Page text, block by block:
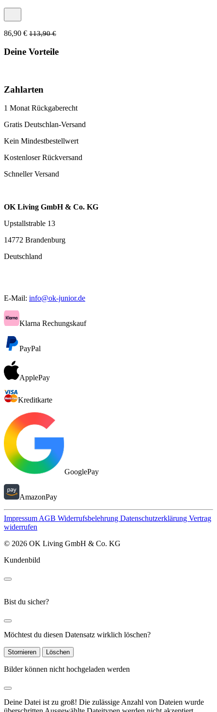
86,90 € 113,90 €
Deine Vorteile
Zahlarten
1 Monat Rückgaberecht
Gratis Deutschlan-Versand
Kein Mindestbestellwert
Kostenloser Rückversand
Schneller Versand
OK Living GmbH & Co. KG
Upstallstrable 13
14772 Brandenburg
Deutschland
E-Mail: info@ok-junior.de
Klarna Rechungskauf
PayPal
ApplePay
Kreditkarte
GooglePay
AmazonPay
ImpressumAGB Widerrufsbelehrung Datenschutzerklärung Vertrag
widerrufen
© 2026 OK Living GmbH & Co. KG
Kundenbild
Bist du sicher?
Möchtest du diesen Datensatz wirklich löschen?
Stornieren Löschen
Bilder können nicht hochgeladen werden
Deine Datei ist zu groß! Die zulässige Anzahl von Dateien wurde